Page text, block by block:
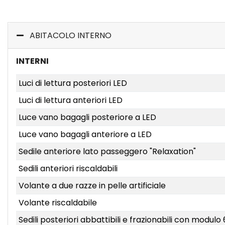
ABITACOLO INTERNO
INTERNI
Luci di lettura posteriori LED
Luci di lettura anteriori LED
Luce vano bagagli posteriore a LED
Luce vano bagagli anteriore a LED
Sedile anteriore lato passeggero "Relaxation"
Sedili anteriori riscaldabili
Volante a due razze in pelle artificiale
Volante riscaldabile
Sedili posteriori abbattibili e frazionabili con modulo